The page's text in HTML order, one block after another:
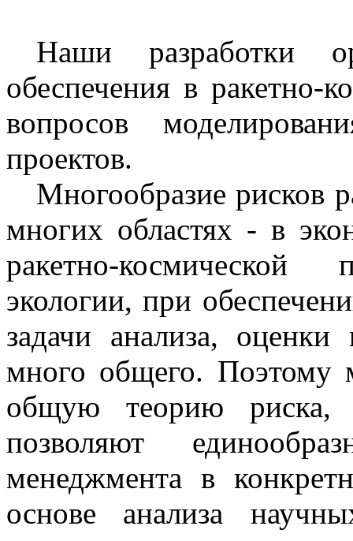
Наши разработки
обеспечения в ракетно-
вопросов
проектов.
Многообразие рисков
многих областях - в
ракетно-космической
экологии, при
задачи анализа,
много общего. Поэтому
общую теорию риска,
позволяют
менеджмента в
основе анализа